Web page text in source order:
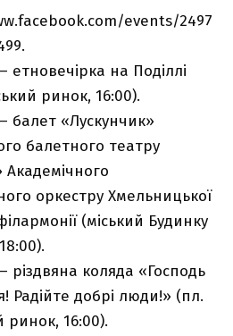
events/2497
.
– етновечірка на Поділлі
ринок, 16:00).
– балет «Лускунчик»
балетного театру
Академічного
оркестру Хмельницької
(міський Будинку
– різдвяна коляда «Господь
Радійте добрі люди!» (пл.
ринок, 16:00).